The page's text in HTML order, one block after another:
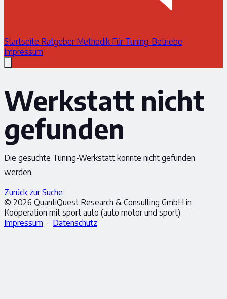
Startseite Ratgeber Methodik Für Tuning-Betriebe
Impressum
Werkstatt nicht
gefunden
Die gesuchte Tuning-Werkstatt konnte nicht gefunden
werden.
Zurück zur Suche
© 2026 QuantiQuest Research & Consulting GmbH in
Kooperation mit sport auto (auto motor und sport)
Impressum · Datenschutz